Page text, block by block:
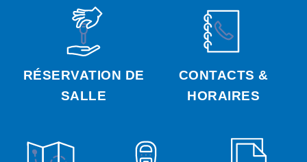
RÉSERVATION DE
SALLE
CONTACTS &
HORAIRES